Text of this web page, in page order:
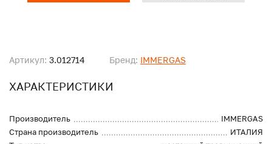
Артикул: 3.012714 Бренд: IMMERGAS
ХАРАКТЕРИСТИКИ
Производитель
IMMERGAS
Страна производитель
ИТАЛИЯ